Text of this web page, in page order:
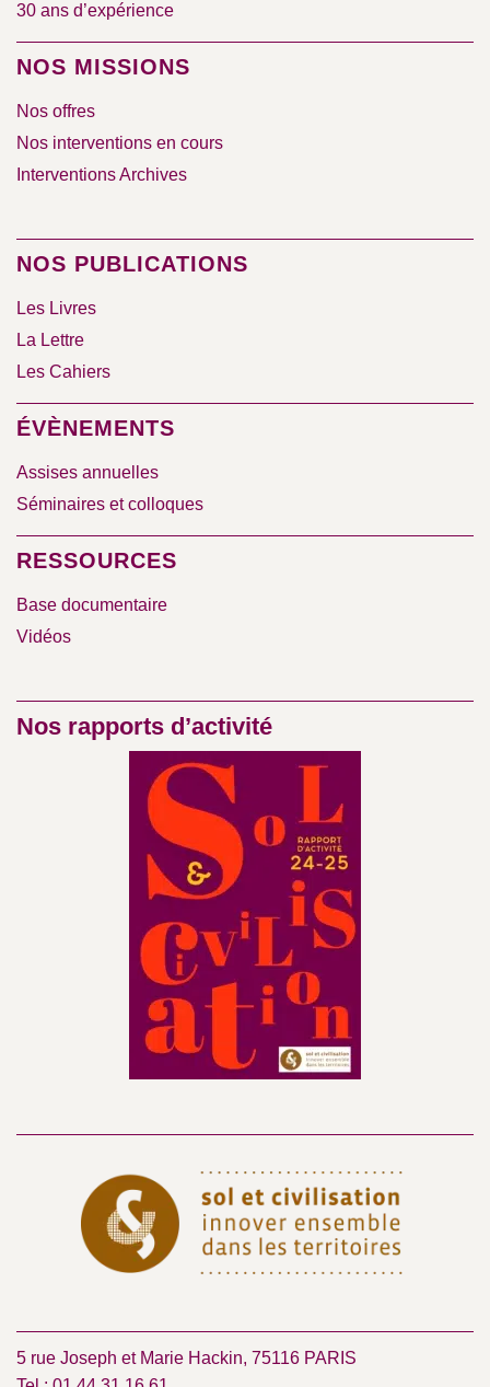
30 ans d’expérience
NOS MISSIONS
Nos offres
Nos interventions en cours
Interventions Archives
NOS PUBLICATIONS
Les Livres
La Lettre
Les Cahiers
ÉVÈNEMENTS
Assises annuelles
Séminaires et colloques
RESSOURCES
Base documentaire
Vidéos
Nos rapports d’activité
5 rue Joseph et Marie Hackin, 75116 PARIS